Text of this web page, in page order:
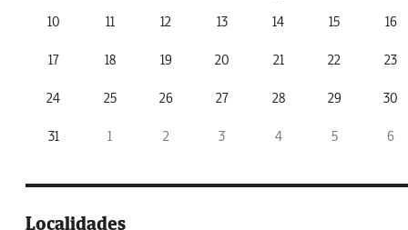
10 11 12 13 14 15 16
17 18 19 20 21 22 23
24 25 26 27 28 29 30
31 1 2 3 4 5 6
Localidades